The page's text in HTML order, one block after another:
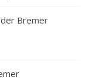
der Bremer